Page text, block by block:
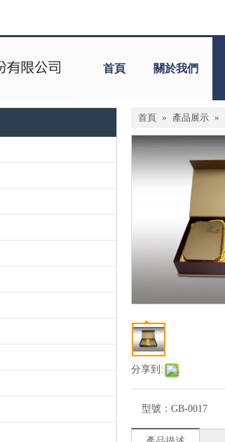
首頁 關於我們
首頁 » 產品展示 »
分享到:
型號： GB-0017